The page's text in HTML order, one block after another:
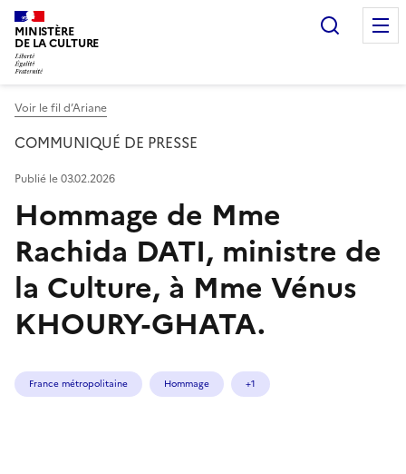
MINISTÈRE
DE LA CULTURE
Voir le fil d’Ariane
COMMUNIQUÉ DE PRESSE
Hommage de Mme
Rachida DATI, ministre de
la Culture, à Mme Vénus
KHOURY-GHATA.
Publié le 03.02.2026
France métropolitaine Hommage +1